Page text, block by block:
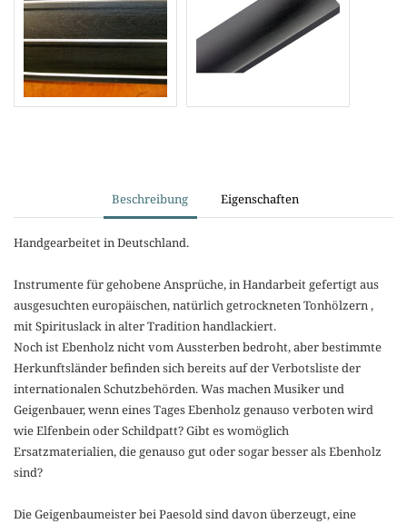
Beschreibung Eigenschaften
Handgearbeitet in Deutschland.
Instrumente für gehobene Ansprüche, in Handarbeit gefertigt aus
ausgesuchten europäischen, natürlich getrockneten Tonhölzern ,
mit Spirituslack in alter Tradition handlackiert.
Noch ist Ebenholz nicht vom Aussterben bedroht, aber bestimmte
Herkunftsländer befinden sich bereits auf der Verbotsliste der
internationalen Schutzbehörden. Was machen Musiker und
Geigenbauer, wenn eines Tages Ebenholz genauso verboten wird
wie Elfenbein oder Schildpatt? Gibt es womöglich
Ersatzmaterialien, die genauso gut oder sogar besser als Ebenholz
sind?
Die Geigenbaumeister bei Paesold sind davon überzeugt, eine